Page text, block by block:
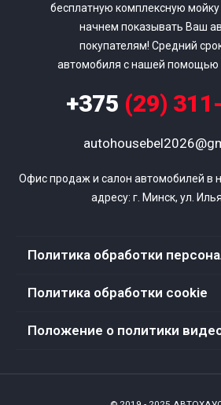
бесплатную комплексную
начнем показывать Ваш
покупателям! Средний
автомобиля с нашей помощью
+375 (29)
Офис продаж и салон автомобилей в
адресу: г. Минск, ул.
Политика обработки
Политика обработки cookie
Положение о политики